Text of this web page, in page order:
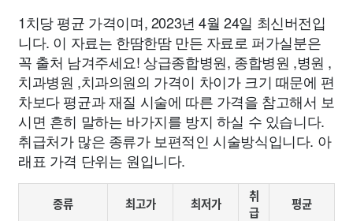
1치당 평균 가격이며, 2023년 4월 24일 최신버전입
니다. 이 자료는 한땀한땀 만든 자료로 퍼가실분은
꼭 출처 남겨주세요! 상급종합병원, 종합병원 ,병원 ,
치과병원 ,치과의원의 가격이 차이가 크기 때문에 편
차보다 평균과 재질 시술에 따른 가격을 참고해서 보
시면 흔히 말하는 바가지를 방지 하실 수 있습니다.
취급처가 많은 종류가 보편적인 시술방식입니다. 아
래표 가격 단위는 원입니다.
종류 최고가 최저가
취
급
평균